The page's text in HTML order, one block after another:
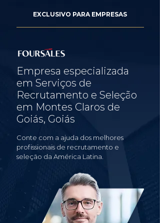
EXCLUSIVO PARA EMPRESAS
Empresa especializada
em Serviços de
Recrutamento e Seleção
em Montes Claros de
Goiás, Goiás
Conte com a ajuda dos melhores
profissionais de recrutamento e
seleção da América Latina.